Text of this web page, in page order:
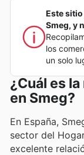
Este
Smeg, y
los
un solo
¿Cuál es
en Smeg?
En España,
sector del
excelente